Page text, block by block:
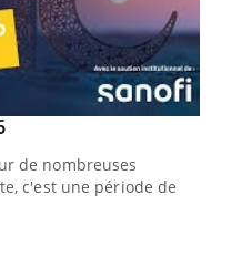
Youtube
de nombreuses
c'est une période de